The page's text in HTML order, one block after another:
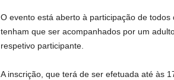
O evento está aberto à participação de
tenham que ser acompanhados por um
respetivo participante.
A inscrição, que terá de ser efetuada até às